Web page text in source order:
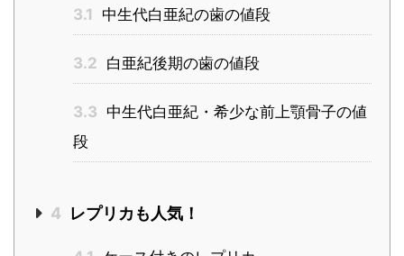
3.1 中生代白亜紀の歯の値段
3.2 白亜紀後期の歯の値段
3.3 中生代白亜紀・希少な前上顎骨子の値
段
4 レプリカも人気！